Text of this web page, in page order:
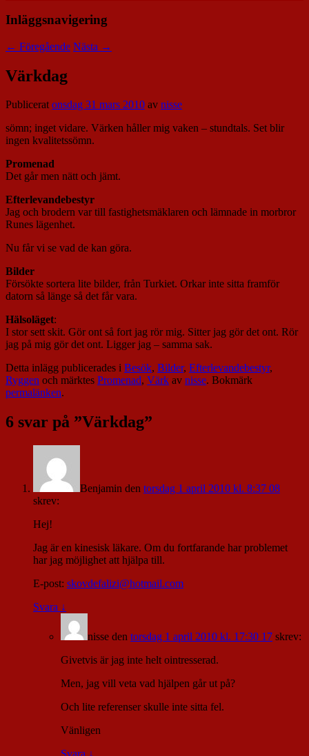
Inläggsnavigering
← Föregående Nästa →
Värkdag
Publiceratonsdag 31 mars 2010 av nisse
sömn; inget vidare. Värken håller mig vaken – stundtals. Set blir
ingen kvalitetssömn.
Promenad
Det går men nätt och jämt.
Efterlevandebestyr
Jag och brodern var till fastighetsmäklaren och lämnade in morbror
Runes lägenhet.
Nu får vi se vad de kan göra.
Bilder
Försökte sortera lite bilder, från Turkiet. Orkar inte sitta framför
datorn så länge så det får vara.
Hälsoläget:
I stor sett skit. Gör ont så fort jag rör mig. Sitter jag gör det ont. Rör
jag på mig gör det ont. Ligger jag – samma sak.
Detta inlägg publicerades i Besök, Bilder, Efterlevandebestyr,
Ryggen och märktes Promenad, Värk av nisse. Bokmärk
permalänken.
6 svar på ”Värkdag”
Benjamin den torsdag 1 april 2010 kl. 8:37 08
skrev:
Hej!
Jag är en kinesisk läkare. Om du fortfarande har problemet
har jag möjlighet att hjälpa till.
E-post: skovdefalizi@hotmail.com
Svara ↓
nisse den torsdag 1 april 2010 kl. 17:30 17 skrev:
Givetvis är jag inte helt ointresserad.
Men, jag vill veta vad hjälpen går ut på?
Och lite referenser skulle inte sitta fel.
Vänligen